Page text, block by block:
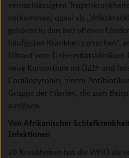
vernachlässigten
vorkommen, quasi als
gehören in den betroffenen
häufigsten Krankheitsursachen“,
Hörauf vom Universitätsklinikum
neue Konsortium im DZIF und
Corallopyronin, einem
Gruppe der Filarien, die zum
auslösen.
Von Afrikanischer
Infektionen
20 Krankheiten hat die WHO als